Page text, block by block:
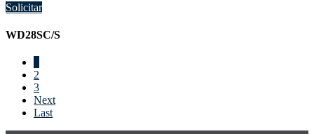
Solicitar
WD28SC/S
2
3
Next
Last